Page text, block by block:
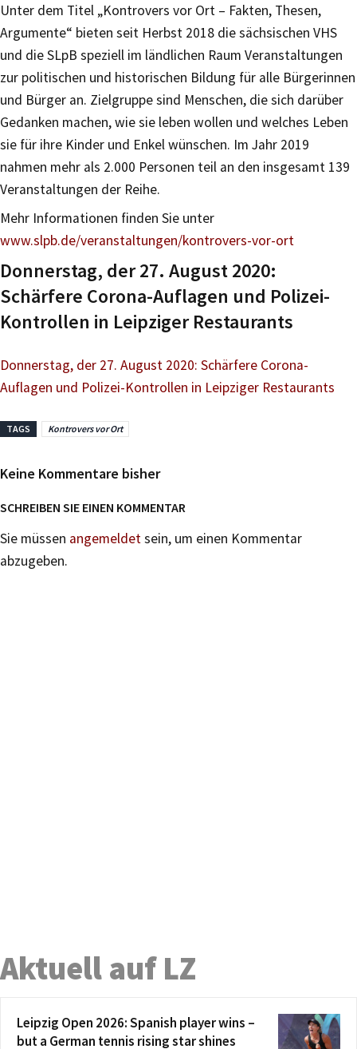
Unter dem Titel „Kontrovers vor Ort – Fakten, Thesen,
Argumente“ bieten seit Herbst 2018 die sächsischen VHS
und die SLpB speziell im ländlichen Raum Veranstaltungen
zur politischen und historischen Bildung für alle Bürgerinnen
und Bürger an. Zielgruppe sind Menschen, die sich darüber
Gedanken machen, wie sie leben wollen und welches Leben
sie für ihre Kinder und Enkel wünschen. Im Jahr 2019
nahmen mehr als 2.000 Personen teil an den insgesamt 139
Veranstaltungen der Reihe.
Mehr Informationen finden Sie unter
www.slpb.de/veranstaltungen/kontrovers-vor-ort
Donnerstag, der 27. August 2020:
Schärfere Corona-Auflagen und Polizei-
Kontrollen in Leipziger Restaurants
Donnerstag, der 27. August 2020: Schärfere Corona-
Auflagen und Polizei-Kontrollen in Leipziger Restaurants
TAGS Kontrovers vor Ort
Keine Kommentare bisher
SCHREIBEN SIE EINEN KOMMENTAR
Sie müssen angemeldetsein, um einen Kommentar
abzugeben.
Aktuell auf LZ
Leipzig Open 2026: Spanish player wins –
but a German tennis rising star shines